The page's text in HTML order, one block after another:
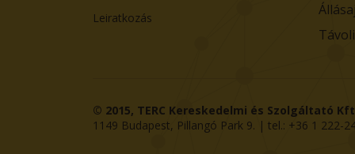
Leiratkozás
© 2015, TERC Kereskedelmi és Szolgáltató
1149 Budapest, Pillangó Park 9. | tel.: +36 1 222-